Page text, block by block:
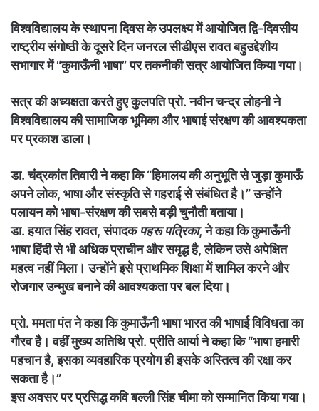
विश्वविद्यालय के स्थापना दिवस के उपलक्ष्य में आयोजित द्वि-दिवसीय
राष्ट्रीय संगोष्ठी के दूसरे दिन जनरल सीडीएस रावत बहुउद्देशीय
सभागार में “कुमाऊँनी भाषा” पर तकनीकी सत्र आयोजित किया गया।
सत्र की अध्यक्षता करते हुए कुलपति प्रो. नवीन चन्द्र लोहनी ने
विश्वविद्यालय की सामाजिक भूमिका और भाषाई संरक्षण की आवश्यकता
पर प्रकाश डाला।
डा. चंद्रकांत तिवारी ने कहा कि “हिमालय की अनुभूति से जुड़ा कुमाऊँ
अपने लोक, भाषा और संस्कृति से गहराई से संबंधित है।” उन्होंने
पलायन को भाषा-संरक्षण की सबसे बड़ी चुनौती बताया।
डा. हयात सिंह रावत, संपादकपहरू पत्रिका, ने कहा कि कुमाऊँनी
भाषा हिंदी से भी अधिक प्राचीन और समृद्ध है, लेकिन उसे अपेक्षित
महत्व नहीं मिला। उन्होंने इसे प्राथमिक शिक्षा में शामिल करने और
रोजगार उन्मुख बनाने की आवश्यकता पर बल दिया।
प्रो. ममता पंत ने कहा कि कुमाऊँनी भाषा भारत की भाषाई विविधता का
गौरव है। वहीं मुख्य अतिथि प्रो. प्रीति आर्या ने कहा कि “भाषा हमारी
पहचान है, इसका व्यवहारिक प्रयोग ही इसके अस्तित्व की रक्षा कर
सकता है।”
इस अवसर पर प्रसिद्ध कवि बल्ली सिंह चीमा को सम्मानित किया गया।